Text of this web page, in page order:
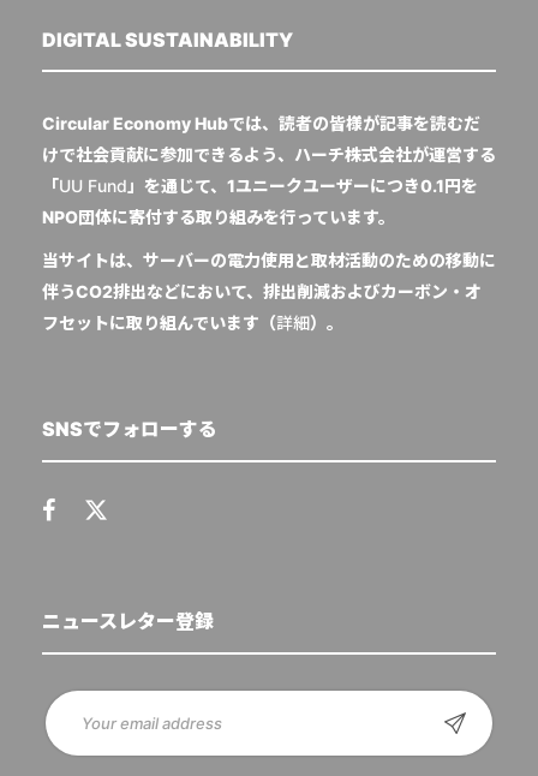
DIGITAL SUSTAINABILITY
Circular Economy Hubでは、読者の皆様が記事を読むだ
けで社会貢献に参加できるよう、ハーチ株式会社が運営する
「UU Fund 」を通じて、1ユニークユーザーにつき0.1円を
NPO団体に寄付する取り組みを行っています。
当サイトは、サーバーの電力使用と取材活動のための移動に
伴うCO2排出などにおいて、排出削減およびカーボン・オ
フセットに取り組んでいます（詳細）。
SNSでフォローする
ニュースレター登録